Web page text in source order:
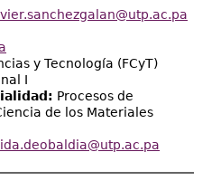
y Tecnología (FCyT)
I
Procesos de
de los Materiales